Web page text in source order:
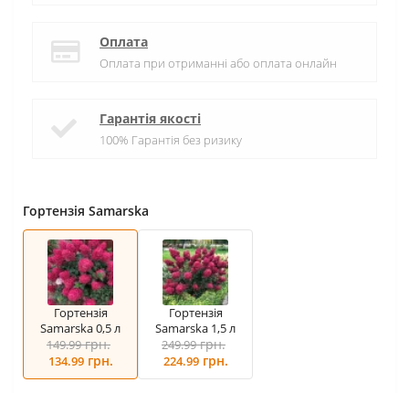
Оплата
Оплата при отриманні або оплата онлайн
Гарантія якості
100% Гарантія без ризику
Гортензія Samarska
Гортензія
Samarska 0,5 л
149.99грн.
134.99грн.
Гортензія
Samarska 1,5 л
249.99грн.
224.99грн.